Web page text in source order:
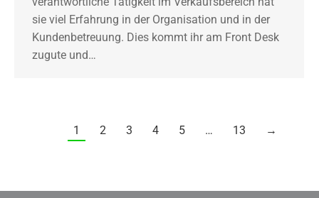
sie viel Erfahrung in der Organisation und in der
Kundenbetreuung. Dies kommt ihr am Front Desk
zugute und…
1 2 3 4 5 … 13 →